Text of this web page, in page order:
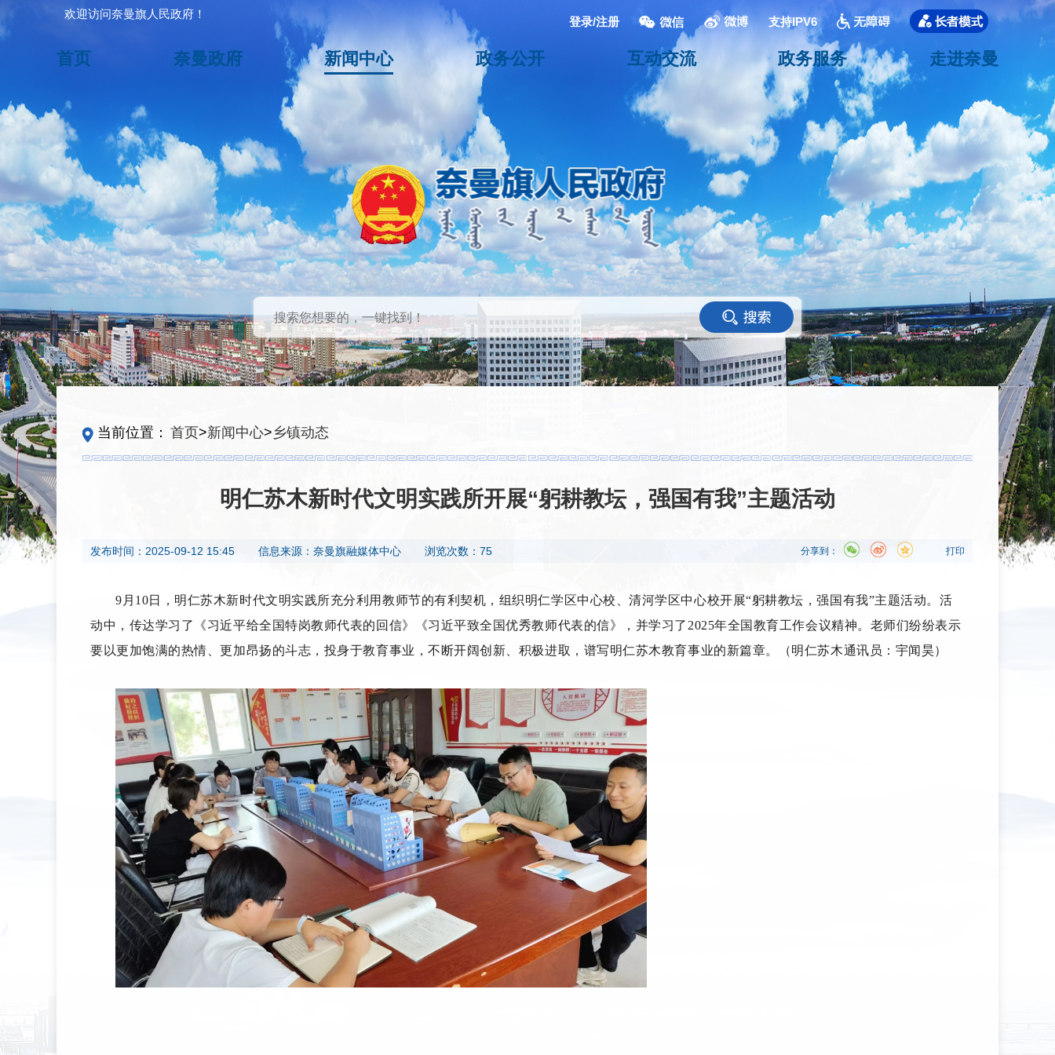
欢迎访问奈曼旗人民政府！
登录/注册 支持IPV6
首页 奈曼政府 新闻中心 政务公开 互动交流 政务服务 走进奈曼
当前位置： 首页>新闻中心>乡镇动态
明仁苏木新时代文明实践所开展“躬耕教坛，强国有我”主题活动
发布时间： 2025-09-12 15:45 信息来源： 奈曼旗融媒体中心 浏览次数：75 打印
分享到：
9月10日，明仁苏木新时代文明实践所充分利用教师节的有利契机，组织明仁学区中心校、清河学区中心校开展“躬耕教坛，强国有我”主题活动。活
动中，传达学习了《习近平给全国特岗教师代表的回信》《习近平致全国优秀教师代表的信》，并学习了2025年全国教育工作会议精神。老师们纷纷表示
要以更加饱满的热情、更加昂扬的斗志，投身于教育事业，不断开阔创新、积极进取，谱写明仁苏木教育事业的新篇章。（明仁苏木通讯员：宇闻昊）